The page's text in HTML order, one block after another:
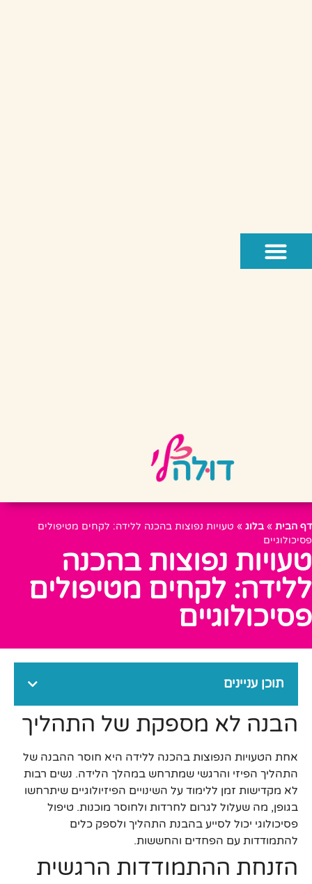
דף הבית » בלוג » טעויות נפוצות בהכנה ללידה: לקחים מטיפולים
פסיכולוגיים
טעויות נפוצות בהכנה
ללידה: לקחים מטיפולים
פסיכולוגיים
תוכן עניינים
הבנה לא מספקת של התהליך
אחת הטעויות הנפוצות בהכנה ללידה היא חוסר ההבנה של
התהליך הפיזי והרגשי שמתרחש במהלך הלידה. נשים רבות
לא מקדישות זמן ללימוד על השינויים הפיזיולוגיים שיתרחשו
בגופן, מה שעלול לגרום לחרדות ולחוסר מוכנות. טיפול
פסיכולוגי יכול לסייע בהבנת התהליך ולספק כלים
להתמודדות עם הפחדים והחששות.
הזנחת ההתמודדות הרגשית